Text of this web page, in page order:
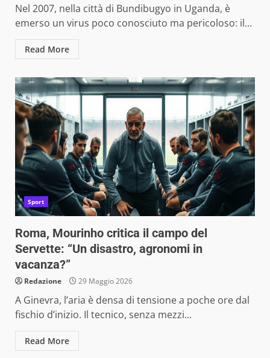
Nel 2007, nella città di Bundibugyo in Uganda, è
emerso un virus poco conosciuto ma pericoloso: il...
Read More
Sport
Roma, Mourinho critica il campo del
Servette: “Un disastro, agronomi in
vacanza?”
Redazione 29 Maggio 2026
A Ginevra, l’aria è densa di tensione a poche ore dal
fischio d’inizio. Il tecnico, senza mezzi...
Read More